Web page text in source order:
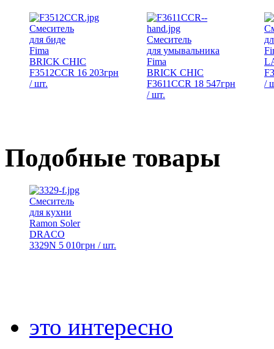
Смеситель
для биде
Fima
BRICK CHIC
F3512CCR 16 203грн
/ шт.
Смеситель
для умывальника
Fima
BRICK CHIC
F3611CCR 18 547грн
/ шт.
/
Подобные товары
Смеситель
для кухни
Ramon Soler
DRACO
3329N 5 010грн / шт.
это интересно